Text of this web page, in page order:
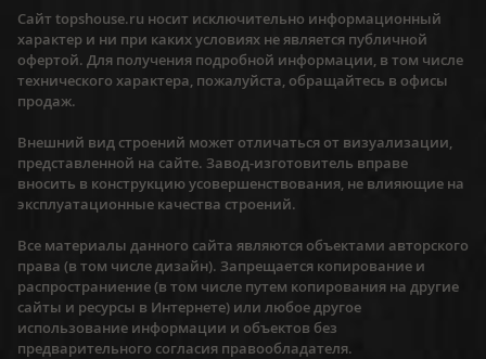
Сайт topshouse.ru носит исключительно информационный
характер и ни при каких условиях не является публичной
офертой. Для получения подробной информации, в том числе
технического характера, пожалуйста, обращайтесь в офисы
продаж.
Внешний вид строений может отличаться от визуализации,
представленной на сайте. Завод-изготовитель вправе
вносить в конструкцию усовершенствования, не влияющие на
эксплуатационные качества строений.
Все материалы данного сайта являются объектами авторского
права (в том числе дизайн). Запрещается копирование и
распространиение (в том числе путем копирования на другие
сайты и ресурсы в Интернете) или любое другое
использование информации и объектов без
предварительного согласия правообладателя.